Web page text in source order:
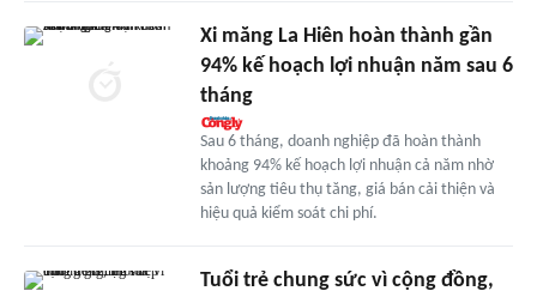
Xi măng La Hiên hoàn thành gần
94% kế hoạch lợi nhuận năm sau 6
tháng
Sau 6 tháng, doanh nghiệp đã hoàn thành
khoảng 94% kế hoạch lợi nhuận cả năm nhờ
sản lượng tiêu thụ tăng, giá bán cải thiện và
hiệu quả kiểm soát chi phí.
Tuổi trẻ chung sức vì cộng đồng,